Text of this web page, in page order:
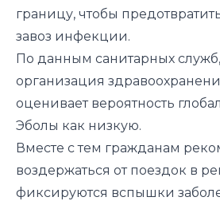
границу, чтобы
завоз инфекции.
По данным санитарных
организация
оценивает вероятность
Эболы как низкую.
Вместе с тем гражданам
воздержаться от поездок в
фиксируются вспышки